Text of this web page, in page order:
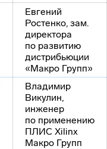
Евгений
Ростенко, зам.
директора
по развитию
дистрибьюции
«Макро Групп»
Владимир
Викулин,
инженер
по применению
ПЛИС Xilinx
Макро Групп